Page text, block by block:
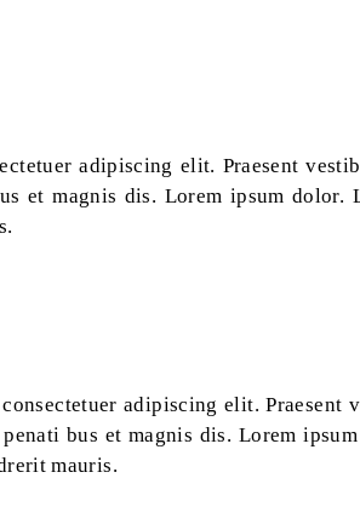
adipiscing elit. Praesent
et magnis dis. Lorem ipsum
adipiscing elit. Praesent
bus et magnis dis. Lorem
mauris.